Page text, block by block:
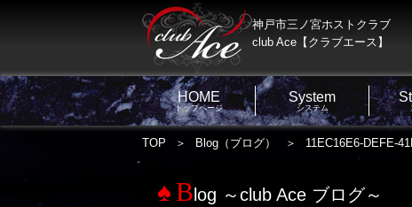
神戸市三ノ宮ホストクラブ
club Ace【クラブエース】
HOME
トップページ
System
システム
TOP Blog（ブログ） 11EC16E6-DEFE-
B log ～club Ace ブログ～